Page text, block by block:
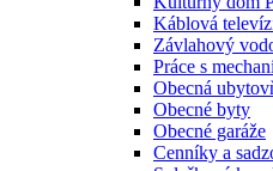
Káblová
Závlahový
Práce s
Obecná
Obecné byty
Obecné garáže
Cenníky a